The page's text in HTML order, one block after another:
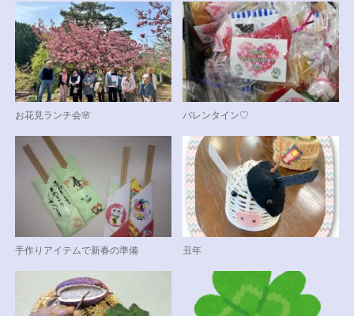
お花見ランチ会🌸 バレンタイン♡
手作りアイテムで新春の準備 丑年